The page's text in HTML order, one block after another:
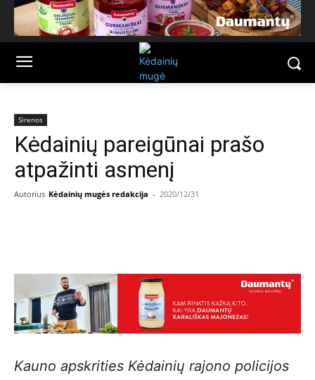
Sirenos
Kėdainių pareigūnai prašo
atpažinti asmenį
Autorius Kėdainių mugės redakcija - 2020/12/31
Kauno apskrities Kėdainių rajono policijos